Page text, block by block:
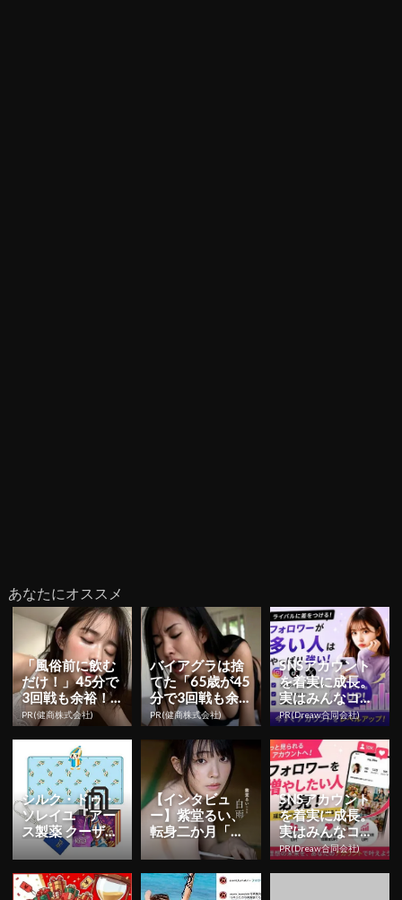
あなたにオススメ
「風俗前に飲む
だけ！」45分で
3回戦も余裕！9
80円で朝まで絶
好調
PR(健商株式会社)
バイアグラは捨
てた「65歳が45
分で3回戦も余
裕」1日31円で
朝まで絶好調！
PR(健商株式会社)
SNSアカウント
を着実に成長。
実はみんなココ
使ってます。
PR(Dreaw合同会社)
シルク・ドゥ・
ソレイユ『アー
ス製薬 クーザ』
東京公演の日程
＆チケット情報
解禁！日...
【インタビュ
ー】紫堂るい、
転身二か月「も
っと知っていた
だくことを目標
に」 初ヘア...
SNSアカウント
を着実に成長。
実はみんなココ
使ってます。
PR(Dreaw合同会社)